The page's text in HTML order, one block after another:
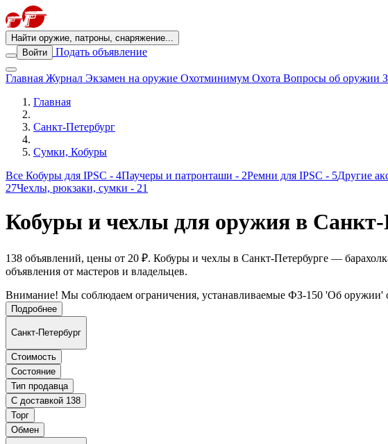
Найти оружие, патроны, снаряжение...
Войти
Подать объявление
Главная Журнал Экзамен на оружие Охотминимум Охота Вопросы об оружии
Главная
Санкт-Петербург
Сумки, Кобуры
Все Кобуры для IPSC - 4Паучеры и патронташи - 2Ремни для IPSC - 5Другие
27Чехлы, рюкзаки, сумки - 21
Кобуры и чехлы для оружия в Санкт-
138 объявлений, цены от 20 ₽. Кобуры и чехлы в Санкт-Петербурге —
объявления от мастеров и владельцев.
Внимание! Мы соблюдаем ограничения, устанавливаемые ФЗ-150 'Об оружии'
Подробнее
Санкт-Петербург
Стоимость
Состояние
Тип продавца
С доставкой 138
Торг
Обмен